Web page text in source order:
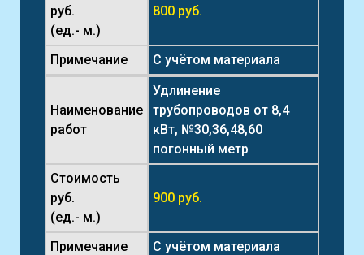
руб.
(ед.- м.)
800 руб.
Примечание С учётом материала
Наименование
работ
Удлинение
трубопроводов от 8,4
кВт, №30,36,48,60
погонный метр
Стоимость
руб.
(ед.- м.)
900 руб.
Примечание С учётом материала